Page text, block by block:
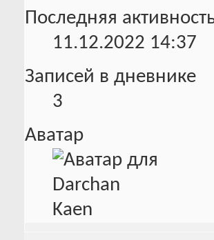
Последняя
11.12.2022 14:37
Записей в дневнике
3
Аватар